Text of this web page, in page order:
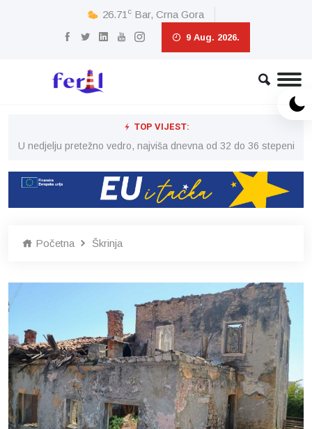
26.71 c Bar, Crna Gora
9 Aug. 2026.
TOP VIJEST:
U nedjelju pretežno vedro, najviša dnevna od 32 do 36 stepeni
Početna Škrinja